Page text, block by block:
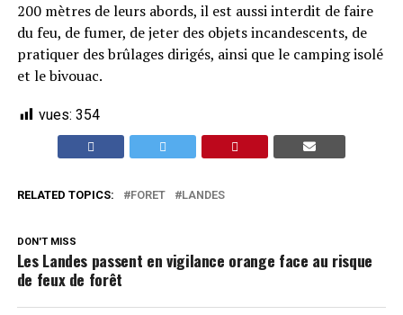
200 mètres de leurs abords, il est aussi interdit de faire
du feu, de fumer, de jeter des objets incandescents, de
pratiquer des brûlages dirigés, ainsi que le camping isolé
et le bivouac.
vues: 354
RELATED TOPICS: FORET LANDES
DON'T MISS
Les Landes passent en vigilance orange face au risque
de feux de forêt